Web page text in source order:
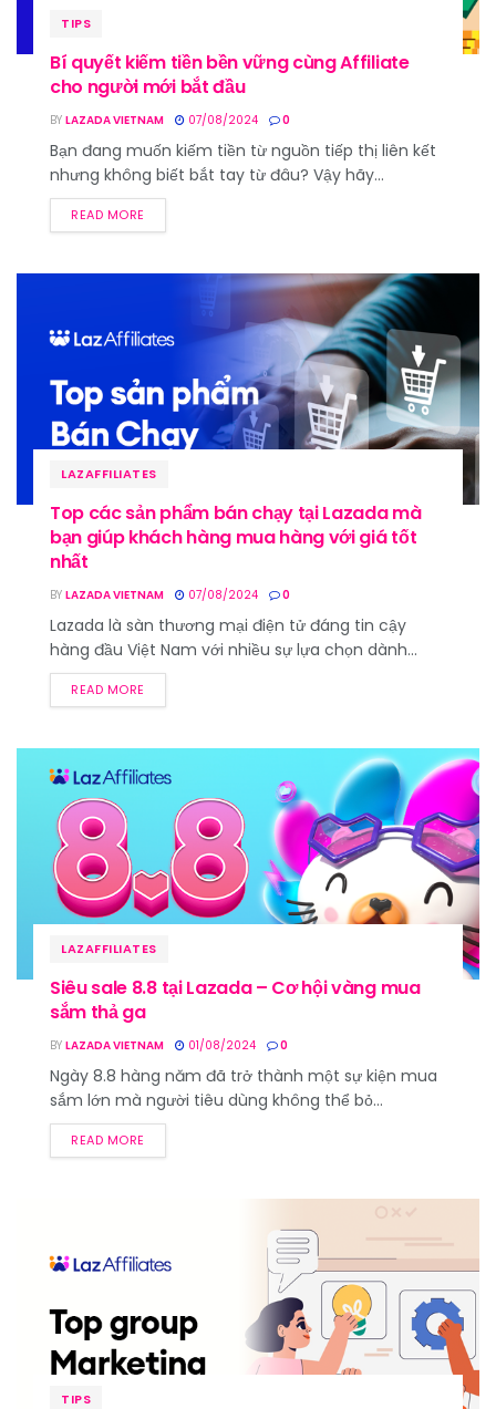
TIPS
Bí quyết kiếm tiền bền vững cùng Affiliate
cho người mới bắt đầu
BY LAZADA VIETNAM 07/08/2024 0
Bạn đang muốn kiếm tiền từ nguồn tiếp thị liên kết
nhưng không biết bắt tay từ đâu? Vậy hãy...
READ MORE
LAZAFFILIATES
Top các sản phẩm bán chạy tại Lazada mà
bạn giúp khách hàng mua hàng với giá tốt
nhất
BY LAZADA VIETNAM 07/08/2024 0
Lazada là sàn thương mại điện tử đáng tin cậy
hàng đầu Việt Nam với nhiều sự lựa chọn dành...
READ MORE
LAZAFFILIATES
Siêu sale 8.8 tại Lazada – Cơ hội vàng mua
sắm thả ga
BY LAZADA VIETNAM 01/08/2024 0
Ngày 8.8 hàng năm đã trở thành một sự kiện mua
sắm lớn mà người tiêu dùng không thể bỏ...
READ MORE
TIPS